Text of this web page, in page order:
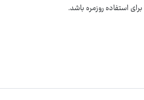
استفاده روزمره باشد.